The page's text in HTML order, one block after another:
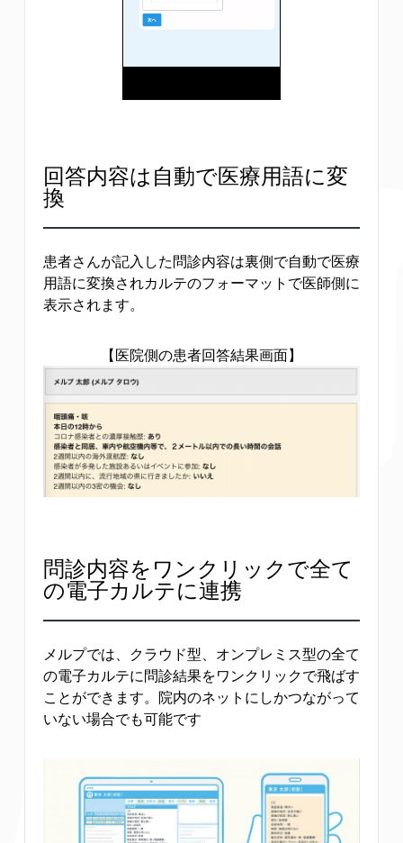
回答内容は自動で医療用語に変
換
患者さんが記入した問診内容は裏側で自動で医療
用語に変換されカルテのフォーマットで医師側に
表示されます。
【医院側の患者回答結果画面】
問診内容をワンクリックで全て
の電子カルテに連携
メルプでは、クラウド型、オンプレミス型の全て
の電子カルテに問診結果をワンクリックで飛ばす
ことができます。院内のネットにしかつながって
いない場合でも可能です